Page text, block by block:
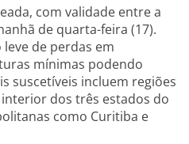
com validade entre a
de quarta-feira (17).
de perdas em
mínimas podendo
suscetíveis incluem regiões
dos três estados do
como Curitiba e